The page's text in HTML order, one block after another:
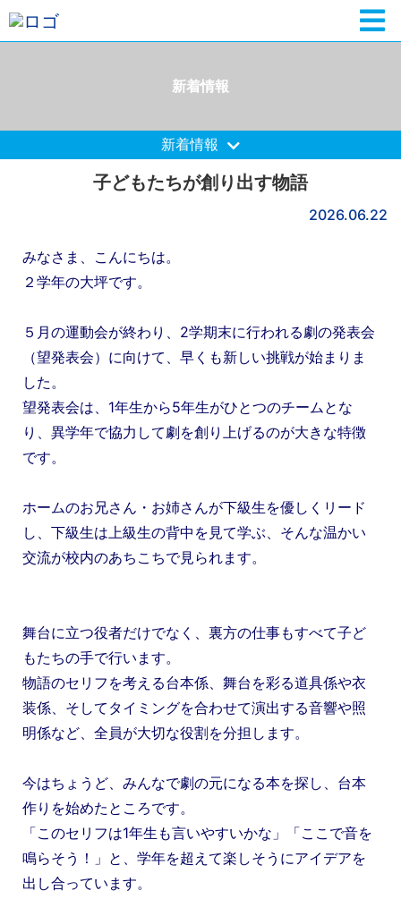
新着情報
新着情報
子どもたちが創り出す物語
2026.06.22
みなさま、こんにちは。
２学年の大坪です。
５月の運動会が終わり、2学期末に行われる劇の発表会
（望発表会）に向けて、早くも新しい挑戦が始まりま
した。
望発表会は、1年生から5年生がひとつのチームとな
り、異学年で協力して劇を創り上げるのが大きな特徴
です。
ホームのお兄さん・お姉さんが下級生を優しくリード
し、下級生は上級生の背中を見て学ぶ、そんな温かい
交流が校内のあちこちで見られます。
舞台に立つ役者だけでなく、裏方の仕事もすべて子ど
もたちの手で行います。
物語のセリフを考える台本係、舞台を彩る道具係や衣
装係、そしてタイミングを合わせて演出する音響や照
明係など、全員が大切な役割を分担します。
今はちょうど、みんなで劇の元になる本を探し、台本
作りを始めたところです。
「このセリフは1年生も言いやすいかな」「ここで音を
鳴らそう！」と、学年を超えて楽しそうにアイデアを
出し合っています。